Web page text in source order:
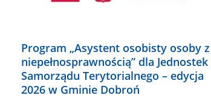
Program „Asystent osobisty osoby z
niepełnosprawnością” dla Jednostek
Samorządu Terytorialnego – edycja
2026 w Gminie Dobroń